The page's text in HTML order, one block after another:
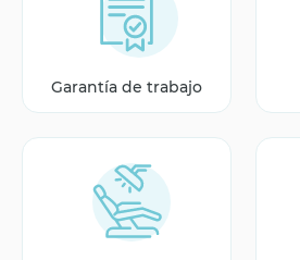
Garantía de trabajo